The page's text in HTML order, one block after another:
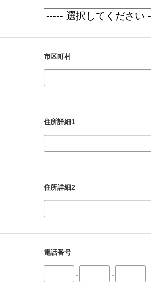
市区町村
住所詳細1
住所詳細2
電話番号
- -